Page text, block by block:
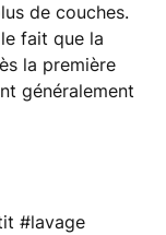
de couches.
fait que la
la première
généralement
#lavage